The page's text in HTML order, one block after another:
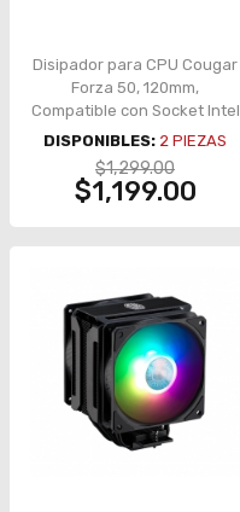
Disipador para CPU Cougar
Forza 50, 120mm,
Compatible con Socket Intel
y AMD, 3MFZA50.0001
DISPONIBLES: 2 PIEZAS
$1,299.00
$1,199.00